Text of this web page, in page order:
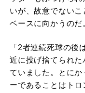
いが、故意でない
ベースに向かうのだ
「2者連続死球の後
近に投げ捨てられ
ていました。とに
ーであることはト